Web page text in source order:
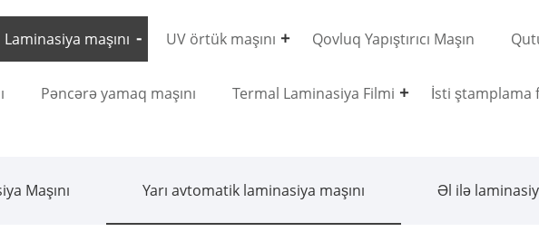
Laminasiya maşını UV örtük maşını Qovluq Yapıştırıcı Maşın
Pəncərə yamaq maşını Termal Laminasiya Filmi İsti ştamplama
Maşını Yarı avtomatik laminasiya maşını Əl ilə